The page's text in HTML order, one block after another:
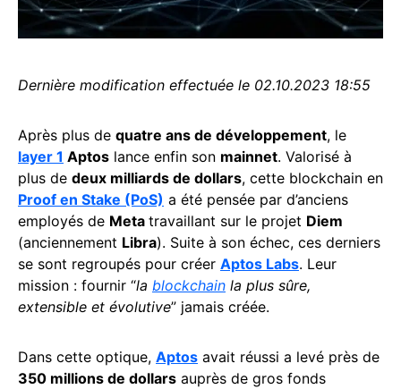
Dernière modification effectuée le 02.10.2023 18:55
Après plus de quatre ans de développement, le
layer 1 Aptos lance enfin son mainnet. Valorisé à
plus de deux milliards de dollars, cette blockchain en
Proof en Stake (PoS) a été pensée par d’anciens
employés de Meta travaillant sur le projet Diem
(anciennement Libra). Suite à son échec, ces derniers
se sont regroupés pour créer Aptos Labs. Leur
mission : fournir “la blockchain la plus sûre,
extensible et évolutive” jamais créée.
Dans cette optique, Aptos avait réussi a levé près de
350 millions de dollars auprès de gros fonds